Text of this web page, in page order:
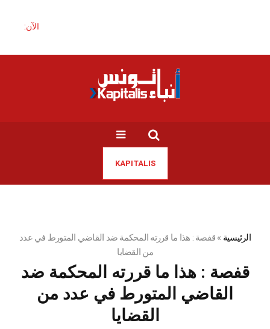
الآن:
KAPITALIS
الرئيسية »قفصة : هذا ما قررته المحكمة ضد القاضي المتورط في عدد
من القضايا
قفصة : هذا ما قررته المحكمة ضد
القاضي المتورط في عدد من
القضايا